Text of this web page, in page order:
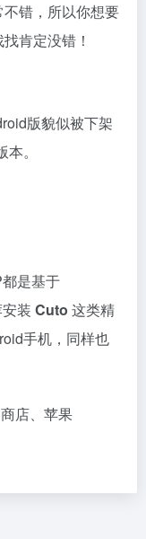
错，所以你想要
肯定没错！
版貌似被下架
。
是基于
装 Cuto 这类精
手机，同样也
店、苹果